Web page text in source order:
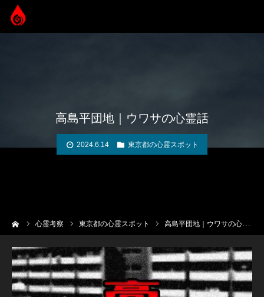
高島平団地｜ウワサの心霊話
2024.6.14 東京都の心霊スポット
心霊考察 東京都の心霊スポット 高島平団地｜ウワサの心霊話